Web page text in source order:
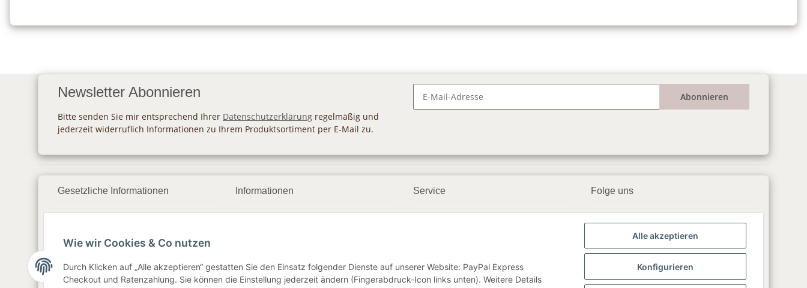
Newsletter Abonnieren
Bitte senden Sie mir entsprechend Ihrer Datenschutzerklärung regelmäßig und
jederzeit widerruflich Informationen zu Ihrem Produktsortiment per E-Mail zu.
Abonnieren
Gesetzliche Informationen
AGB
Sitemap
Informationen
Newsletter
Service Folge uns
▶️ YouTube
📸 Instagram
Wie wir Cookies & Co nutzen
Durch Klicken auf „Alle akzeptieren“ gestatten Sie den Einsatz folgender Dienste auf unserer Website: PayPal Express
Checkout und Ratenzahlung. Sie können die Einstellung jederzeit ändern (Fingerabdruck-Icon links unten). Weitere Details
Alle akzeptieren
Konfigurieren